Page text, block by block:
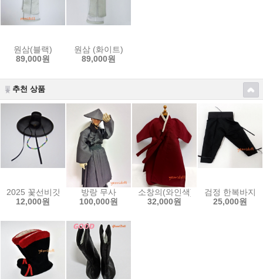
원삼(블랙)
89,000원
원삼 (화이트)
89,000원
추천 상품
2025 꽃선비갓
12,000원
방랑 무사
100,000원
소창의(와인색)
32,000원
검정 한복바지
25,000원